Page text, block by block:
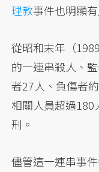
理教事件也明顯
從昭和末年（
的一連串殺人、
者27人、負傷者
相關人員超過180
刑。
儘管這一連串事